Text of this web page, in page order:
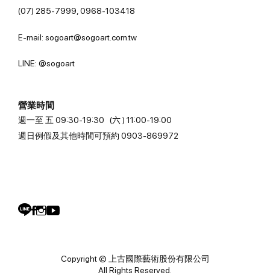
(07) 285-7999, 0968-103418
E-mail: sogoart@sogoart.com.tw
LINE: @sogoart
營業時間
週一至 五 09:30-19:30 (六 ) 11:00-19:00
週日例假及其他時間可預約 0903-869972
Copyright © 上古國際藝術股份有限公司
All Rights Reserved.